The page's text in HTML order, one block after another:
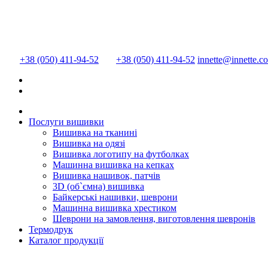
+38 (050) 411-94-52 +38 (050) 411-94-52
Послуги вишивки
Вишивка на тканині
Вишивка на одязі
Вишивка логотипу на футболках
Машинна вишивка на кепках
Вишивка нашивок, патчів
3D (об`ємна) вишивка
Байкерські нашивки, шеврони
Машинна вишивка хрестиком
Шеврони на замовлення, виготовлення шевронів
Термодрук
Каталог продукції